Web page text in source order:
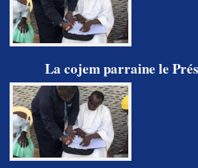
La cojem parraine le